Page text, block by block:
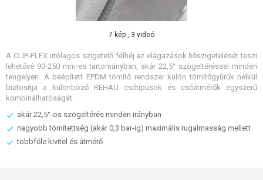
7 kép , 3 videó
A CLIP-FLEX utólagos szigetelő félhéj az elágazások hőszigetelését teszi
lehetővé 90-250 mm-es tartományban, akár 22,5° szögeltéréssel minden
tengelyen. A beépített EPDM tömítő rendszer külön tömítőgyűrűk nélkül
biztosítja a különböző REHAU csőtípusok és csőátmérők egyszerű
kombinálhatóságát.
akár 22,5°-os szögeltérés minden irányban
nagyobb tömítettség (akár 0,3 bar-ig) maximális rugalmasság mellett
többféle kivitel és átmérő